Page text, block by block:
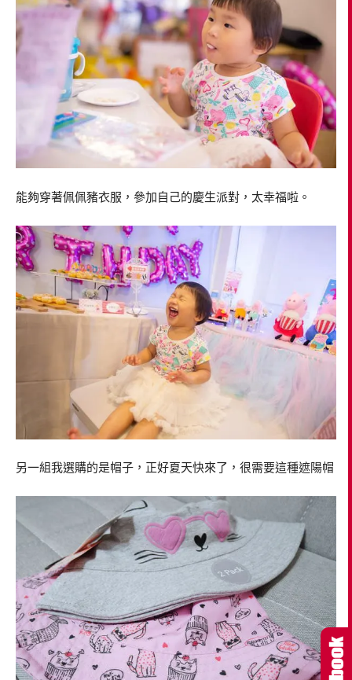
能夠穿著佩佩豬衣服，參加自己的慶生派對，太幸福啦。
另一組我選購的是帽子，正好夏天快來了，很需要這種遮陽帽